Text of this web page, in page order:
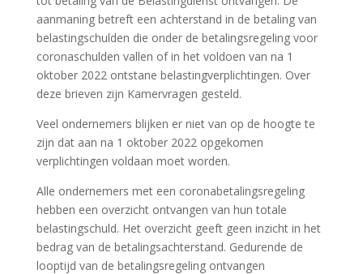
aanmaning betreft een achterstand in de betaling van
belastingschulden die onder de betalingsregeling voor
coronaschulden vallen of in het voldoen van na 1
oktober 2022 ontstane belastingverplichtingen. Over
deze brieven zijn Kamervragen gesteld.
Veel ondernemers blijken er niet van op de hoogte te
zijn dat aan na 1 oktober 2022 opgekomen
verplichtingen voldaan moet worden.
Alle ondernemers met een coronabetalingsregeling
hebben een overzicht ontvangen van hun totale
belastingschuld. Het overzicht geeft geen inzicht in het
bedrag van de betalingsachterstand. Gedurende de
looptijd van de betalingsregeling ontvangen